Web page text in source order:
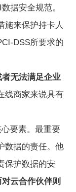
据安全规范。
施来保护持卡人
DSS所要求的
无法满足企业
线商家来说具有
要素。最重要
数据的责任。他
保护数据的安
云合作伙伴则